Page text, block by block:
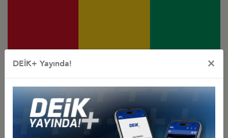
Türkiye - Gine
İş Konseyi
DEİK+ Yayında! ×